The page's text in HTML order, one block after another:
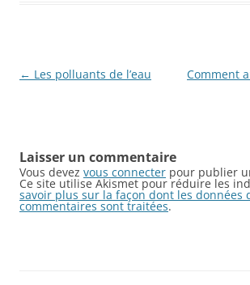
Navigation
← Les polluants de l’eau
Comment
Laisser un commentaire
Vous devez vous connecter pour publier
Ce site utilise Akismet pour réduire les
savoir plus sur la façon dont les données
commentaires sont traitées.